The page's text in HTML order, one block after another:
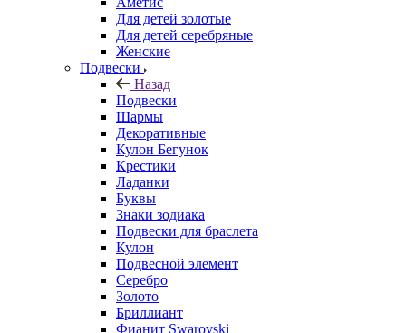
Для детей золотые
Для детей серебряные
Женские
Подвески
Назад
Подвески
Шармы
Декоративные
Кулон Бегунок
Крестики
Ладанки
Буквы
Знаки зодиака
Подвески для браслета
Кулон
Подвесной элемент
Серебро
Золото
Бриллиант
Фианит Swarovski